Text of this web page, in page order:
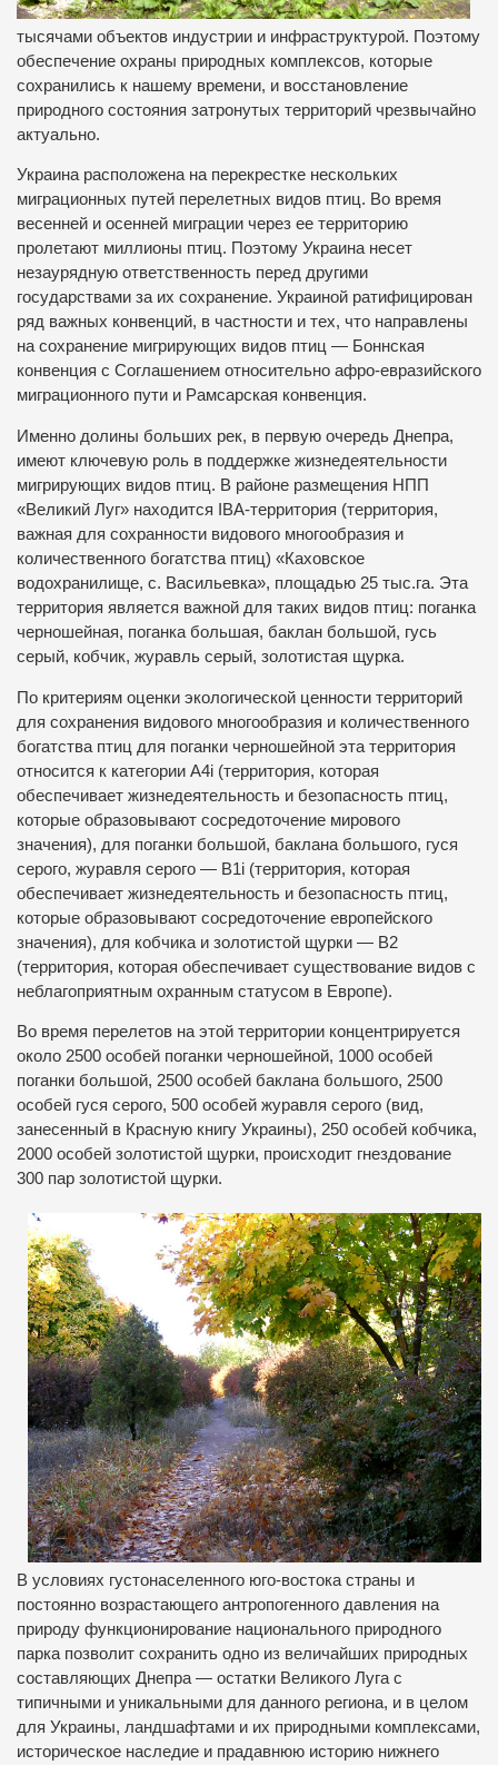
тысячами объектов индустрии и инфраструктурой. Поэтому
обеспечение охраны природных комплексов, которые
сохранились к нашему времени, и восстановление
природного состояния затронутых территорий чрезвычайно
актуально.
Украина расположена на перекрестке нескольких
миграционных путей перелетных видов птиц. Во время
весенней и осенней миграции через ее территорию
пролетают миллионы птиц. Поэтому Украина несет
незаурядную ответственность перед другими
государствами за их сохранение. Украиной ратифицирован
ряд важных конвенций, в частности и тех, что направлены
на сохранение мигрирующих видов птиц — Боннская
конвенция с Соглашением относительно афро-евразийского
миграционного пути и Рамсарская конвенция.
Именно долины больших рек, в первую очередь Днепра,
имеют ключевую роль в поддержке жизнедеятельности
мигрирующих видов птиц. В районе размещения НПП
«Великий Луг» находится ІВА-территория (территория,
важная для сохранности видового многообразия и
количественного богатства птиц) «Каховское
водохранилище, с. Васильевка», площадью 25 тыс.га. Эта
территория является важной для таких видов птиц: поганка
черношейная, поганка большая, баклан большой, гусь
серый, кобчик, журавль серый, золотистая щурка.
По критериям оценки экологической ценности территорий
для сохранения видового многообразия и количественного
богатства птиц для поганки черношейной эта территория
относится к категории А4і (территория, которая
обеспечивает жизнедеятельность и безопасность птиц,
которые образовывают сосредоточение мирового
значения), для поганки большой, баклана большого, гуся
серого, журавля серого — В1і (территория, которая
обеспечивает жизнедеятельность и безопасность птиц,
которые образовывают сосредоточение европейского
значения), для кобчика и золотистой щурки — В2
(территория, которая обеспечивает существование видов с
неблагоприятным охранным статусом в Европе).
Во время перелетов на этой территории концентрируется
около 2500 особей поганки черношейной, 1000 особей
поганки большой, 2500 особей баклана большого, 2500
особей гуся серого, 500 особей журавля серого (вид,
занесенный в Красную книгу Украины), 250 особей кобчика,
2000 особей золотистой щурки, происходит гнездование
300 пар золотистой щурки.
В условиях густонаселенного юго-востока страны и
постоянно возрастающего антропогенного давления на
природу функционирование национального природного
парка позволит сохранить одно из величайших природных
составляющих Днепра — остатки Великого Луга с
типичными и уникальными для данного региона, и в целом
для Украины, ландшафтами и их природными комплексами,
историческое наследие и прадавнюю историю нижнего